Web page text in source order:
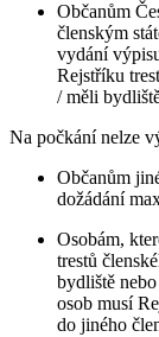
Občanům
členským
vydání
Rejstříku
/ měli
Na počkání nelze
Občanům
dožádání
Osobám,
trestů
bydliště
osob musí
do jiného